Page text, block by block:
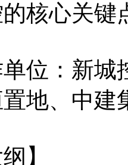
核心关键
：新城
地、中建
】